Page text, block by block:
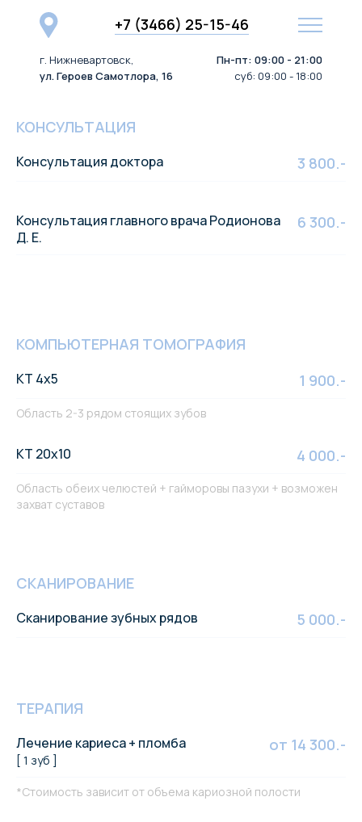
+7 (3466) 25-15-46
г. Нижневартовск,
ул. Героев Самотлора, 16
Пн-пт: 09:00 - 21:00
суб: 09:00 - 18:00
КОНСУЛЬТАЦИЯ
Консультация доктора 3 800.-
Консультация главного врача Родионова
Д. Е.
6 300.-
КОМПЬЮТЕРНАЯ ТОМОГРАФИЯ
КТ 4х5 1 900.-
Область 2-3 рядом стоящих зубов
КТ 20х10 4 000.-
Область обеих челюстей + гайморовы пазухи + возможен
захват суставов
СКАНИРОВАНИЕ
Сканирование зубных рядов 5 000.-
ТЕРАПИЯ
Лечение кариеса + пломба
[ 1 зуб ]
от 14 300.-
*Стоимость зависит от объема кариозной полости